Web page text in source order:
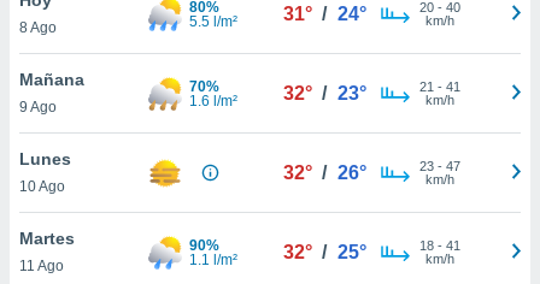
en
más
nuestra
de
8 Ago
80%
5.5 l/m²
31° / 24° 20- 40
km/h
Mañana
9 Ago
70%
1.6 l/m²
32° / 23° 21 - 41
km/h
Lunes
10 Ago
32° / 26° 23- 47
km/h
Martes
11 Ago
90%
1.1 l/m²
32° / 25° 18- 41
km/h